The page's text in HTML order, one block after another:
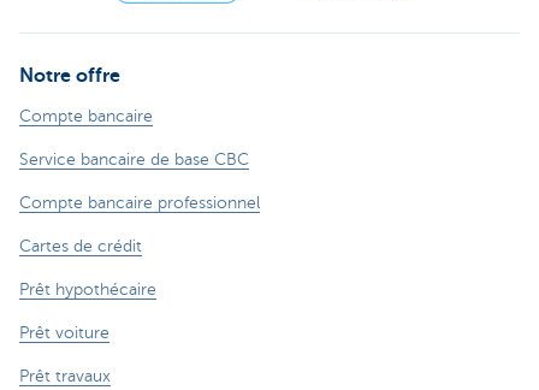
Notre offre
Compte bancaire
Service bancaire de base CBC
Compte bancaire professionnel
Cartes de crédit
Prêt hypothécaire
Prêt voiture
Prêt travaux